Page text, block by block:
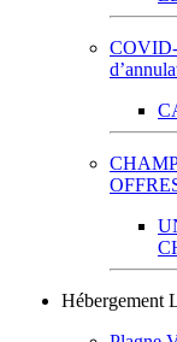
COVID-
Hébergement